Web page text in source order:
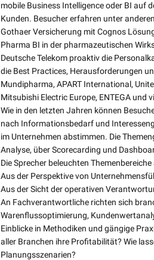
mobile Business Intelligence oder BI auf
Kunden. Besucher erfahren unter
Gothaer Versicherung mit Cognos
Pharma BI in der pharmazeutischen
Deutsche Telekom proaktiv die
die Best Practices, Herausforderungen
Mundipharma, APART International,
Mitsubishi Electric Europe, ENTEGA und
Wie in den letzten Jahren können
nach Informationsbedarf und
im Unternehmen abstimmen. Die
Analyse, über Scorecarding und
Die Sprecher beleuchten
Aus der Perspektive von
Aus der Sicht der operativen
An Fachverantwortliche richten sich
Warenflussoptimierung,
Einblicke in Methodiken und gängige
aller Branchen ihre Profitabilität? Wie
Planungsszenarien?